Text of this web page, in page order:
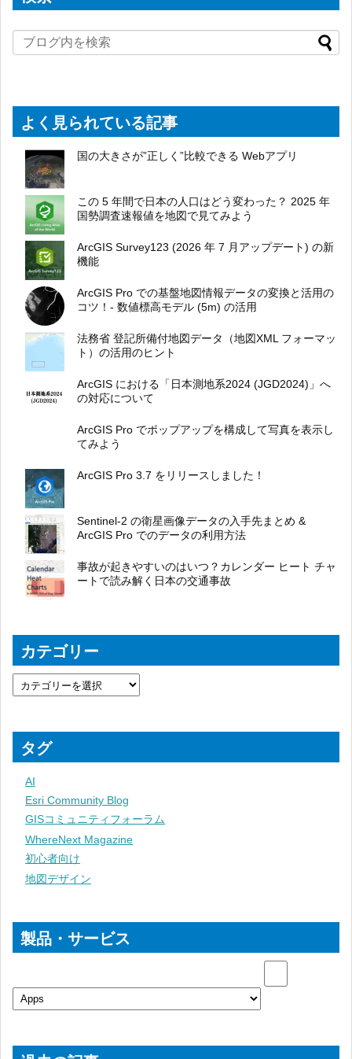
よく見られている記事
国の大きさが”正しく”比較できる Webアプリ
この 5 年間で日本の人口はどう変わった？ 2025 年
国勢調査速報値を地図で見てみよう
ArcGIS Survey123 (2026 年 7 月アップデート) の新
機能
ArcGIS Pro での基盤地図情報データの変換と活用の
コツ！- 数値標高モデル (5m) の活用
法務省 登記所備付地図データ（地図XML フォーマッ
ト）の活用のヒント
ArcGIS における「日本測地系2024 (JGD2024)」へ
の対応について
ArcGIS Pro でポップアップを構成して写真を表示し
てみよう
ArcGIS Pro 3.7 をリリースしました！
Sentinel-2 の衛星画像データの入手先まとめ &
ArcGIS Pro でのデータの利用方法
事故が起きやすいのはいつ？カレンダー ヒート チャ
ートで読み解く日本の交通事故
カテゴリー
タグ
AI
Esri Community Blog
GISコミュニティフォーラム
WhereNext Magazine
初心者向け
地図デザイン
製品・サービス